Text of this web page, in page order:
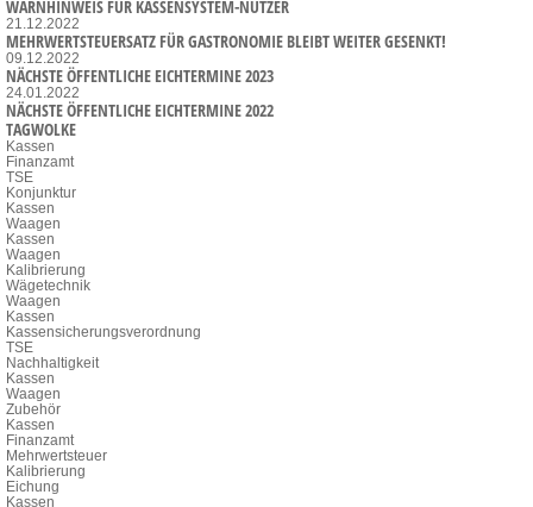
WARNHINWEIS FÜR KASSENSYSTEM-NUTZER
21.12.2022
MEHRWERTSTEUERSATZ FÜR GASTRONOMIE BLEIBT WEITER GESENKT!
09.12.2022
NÄCHSTE ÖFFENTLICHE EICHTERMINE 2023
24.01.2022
NÄCHSTE ÖFFENTLICHE EICHTERMINE 2022
TAGWOLKE
Kassen
Finanzamt
TSE
Konjunktur
Kassen
Waagen
Kassen
Waagen
Kalibrierung
Wägetechnik
Waagen
Kassen
Kassensicherungsverordnung
TSE
Nachhaltigkeit
Kassen
Waagen
Zubehör
Kassen
Finanzamt
Mehrwertsteuer
Kalibrierung
Eichung
Kassen